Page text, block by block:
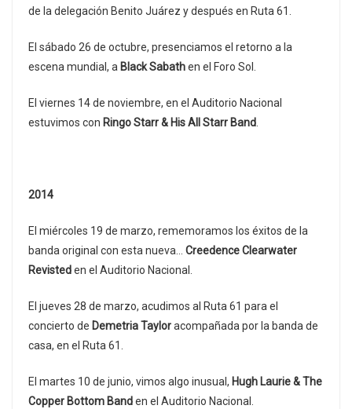
de la delegación Benito Juárez y después en Ruta 61.
El sábado 26 de octubre, presenciamos el retorno a la
escena mundial, a Black Sabathen el Foro Sol.
El viernes 14 de noviembre, en el Auditorio Nacional
estuvimos con Ringo Starr & His All Starr Band.
2014
El miércoles 19 de marzo, rememoramos los éxitos de la
banda original con esta nueva… Creedence Clearwater
Revisteden el Auditorio Nacional.
El jueves 28 de marzo, acudimos al Ruta 61 para el
concierto de Demetria Tayloracompañada por la banda de
casa, en el Ruta 61.
El martes 10 de junio, vimos algo inusual, Hugh Laurie & The
Copper Bottom Banden el Auditorio Nacional.